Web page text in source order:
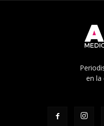
en la